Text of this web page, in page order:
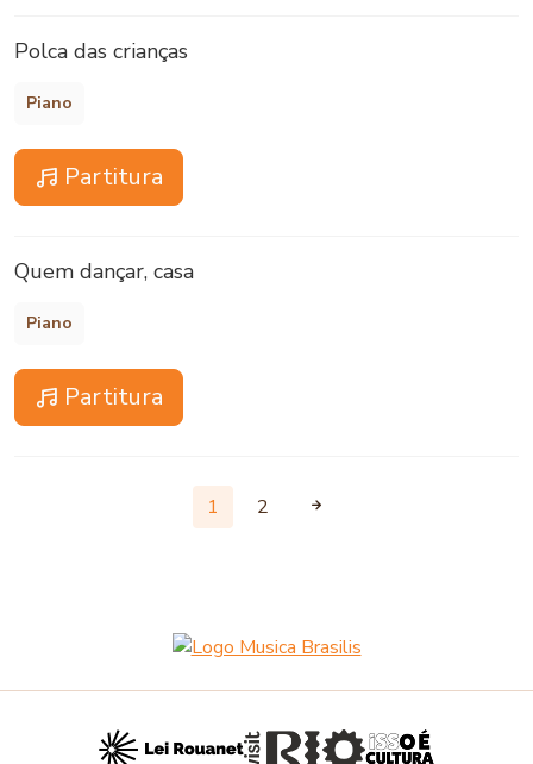
Polca das crianças
Piano
Partitura
Quem dançar, casa
Piano
Partitura
1 2